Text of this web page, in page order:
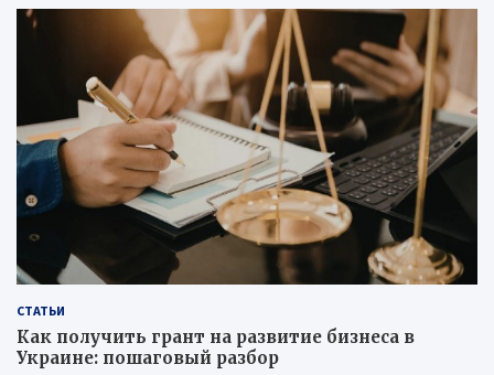
СТАТЬИ
Как получить грант на развитие бизнеса в
Украине: пошаговый разбор